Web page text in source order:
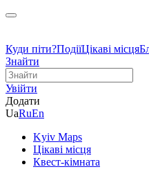
Куди піти?ПодіїЦікаві місця
Знайти
Увійти
Додати
UaRuEn
Kyiv Maps
Цікаві місця
Квест-кімната